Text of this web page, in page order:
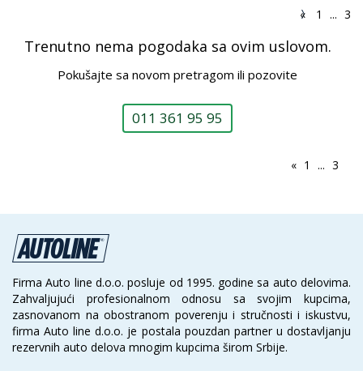
« 1 ... 3
Trenutno nema pogodaka sa ovim uslovom.
Pokušajte sa novom pretragom ili pozovite
011 361 95 95
« 1 ... 3
Firma Auto line d.o.o. posluje od 1995. godine sa auto delovima.
Zahvaljujući profesionalnom odnosu sa svojim kupcima,
zasnovanom na obostranom poverenju i stručnosti i iskustvu,
firma Auto line d.o.o. je postala pouzdan partner u dostavljanju
rezervnih auto delova mnogim kupcima širom Srbije.